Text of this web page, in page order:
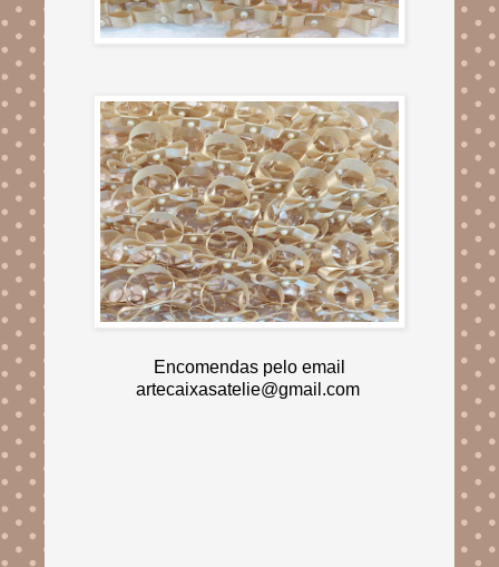
Encomendas pelo email
artecaixasatelie@gmail.com